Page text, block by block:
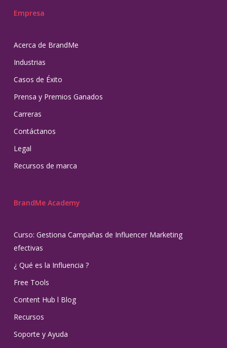
Empresa
Acerca de BrandMe
Industrias
Casos de Éxito
Prensa y Premios Ganados
Carreras
Contáctanos
Legal
Recursos de marca
BrandMe Academy
Curso: Gestiona Campañas de Influencer Marketing
efectivas
¿ Qué es la Influencia ?
Free Tools
Content Hub l Blog
Recursos
Soporte y Ayuda